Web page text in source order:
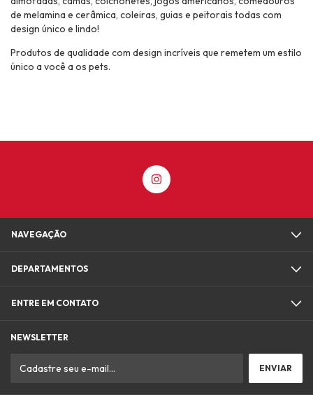
de melamina e cerâmica, coleiras, guias e peitorais todas com
design único e lindo!
Produtos de qualidade com design incríveis que remetem um estilo
único a você a os pets.
NAVEGAÇÃO
DEPARTAMENTOS
ENTRE EM CONTATO
NEWSLETTER